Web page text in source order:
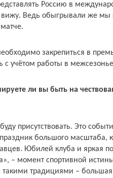
Россию в
вижу. Ведь обыгрывали же
закрепиться в
с учётом работы в
ли вы быть на
присутствовать. Это
большого масштаба,
Юбилей клуба и яркая
– момент спортивной
такими традициями –